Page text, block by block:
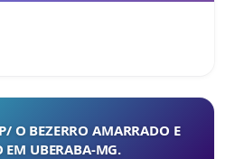
O BEZERRO AMARRADO E
EM UBERABA-MG.